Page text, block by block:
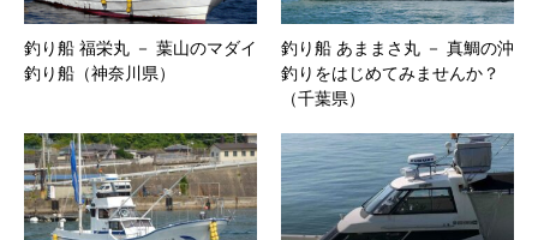
釣り船 福栄丸 － 葉山のマダイ
釣り船（神奈川県）
釣り船 あままさ丸 － 真鯛の沖
釣りをはじめてみませんか？
（千葉県）